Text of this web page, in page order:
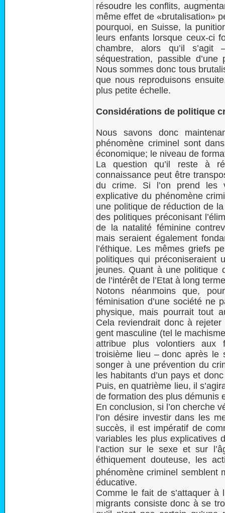
résoudre les conflits,
même effet de «brutalisation»
pourquoi, en Suisse, la
leurs enfants lorsque ceux-ci
chambre, alors qu’il
séquestration, passible
Nous sommes donc tous
que nous reproduisons
plus petite échelle.
Considérations de politique
Nous savons donc
phénomène criminel sont
économique; le niveau de
La question qu’il reste à
connaissance peut être
du crime. Si l’on prend les
explicative du phénomène
une politique de réduction de
des politiques préconisant
de la natalité féminine
mais seraient également
l’éthique. Les mêmes griefs
politiques qui préconiseraient
jeunes. Quant à une politique
de l’intérêt de l’Etat à long
Notons néanmoins que,
féminisation d’une société ne
physique, mais pourrait tout
Cela reviendrait donc à
gent masculine (tel le
attribue plus volontiers aux
troisième lieu – donc après le
songer à une prévention du
les habitants d’un pays et
Puis, en quatrième lieu, il
de formation des plus démunis
En conclusion, si l’on cherche
l’on désire investir dans les
succès, il est impératif de
variables les plus explicatives
l’action sur le sexe et sur
éthiquement douteuse, les
phénomène criminel semblent
éducative.
Comme le fait de s’attaquer à
migrants consiste donc à se